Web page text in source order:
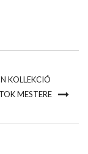
KOLLEKCIÓ
MESTERE